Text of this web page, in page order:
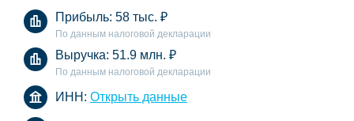
Прибыль: 58 тыс. ₽
По данным налоговой декларации
Выручка: 51.9 млн. ₽
По данным налоговой декларации
ИНН: Открыть данные